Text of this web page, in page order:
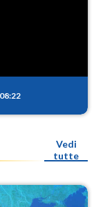
Vedi
tutte